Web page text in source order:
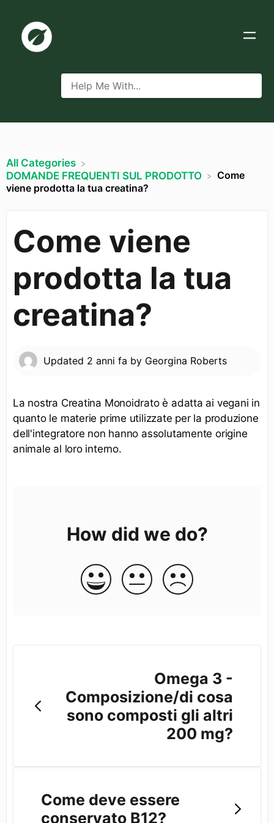
All Categories
​DOMANDE FREQUENTI SUL PRODOTTO
Come
viene prodotta la tua creatina?
Come viene
prodotta la tua
creatina?
Updated 2 anni fa by Georgina Roberts
La nostra Creatina Monoidrato è adatta ai vegani in
quanto le materie prime utilizzate per la produzione
dell'integratore non hanno assolutamente origine
animale al loro interno.
How did we do?
Omega 3 -
Composizione/di cosa
sono composti gli altri
200 mg?
Come deve essere
conservato B12?